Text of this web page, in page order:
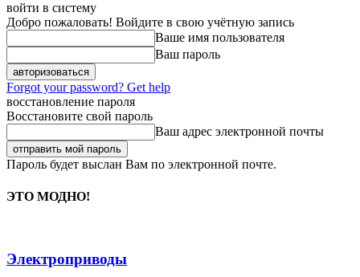
войти в систему
Добро пожаловать! Войдите в свою учётную запись
Ваше имя пользователя
Ваш пароль
Forgot your password? Get help
восстановление пароля
Восстановите свой пароль
Ваш адрес электронной почты
Пароль будет выслан Вам по электронной почте.
ЭТО МОДНО!
Электроприводы